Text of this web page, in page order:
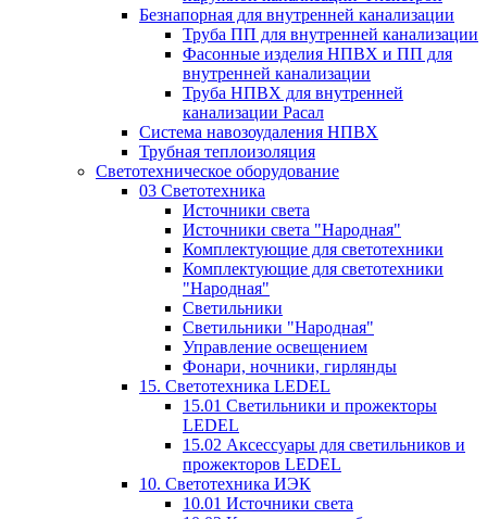
Безнапорная для внутренней канализации
Труба ПП для внутренней канализации
Фасонные изделия НПВХ и ПП для
внутренней канализации
Труба НПВХ для внутренней
канализации Расал
Система навозоудаления НПВХ
Трубная теплоизоляция
Светотехническое оборудование
03 Светотехника
Источники света
Источники света "Народная"
Комплектующие для светотехники
Комплектующие для светотехники
"Народная"
Светильники
Светильники "Народная"
Управление освещением
Фонари, ночники, гирлянды
15. Светотехника LEDEL
15.01 Светильники и прожекторы
LEDEL
15.02 Аксессуары для светильников и
прожекторов LEDEL
10. Светотехника ИЭК
10.01 Источники света